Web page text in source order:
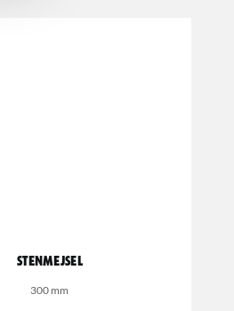
Stenmejsel
300 mm